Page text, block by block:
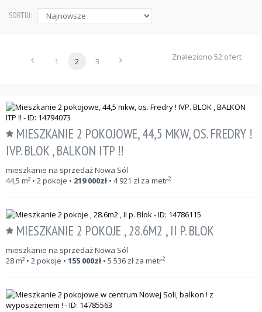
SORTUJ:
1 2 3 Znaleziono 52 ofert
MIESZKANIE 2 POKOJOWE, 44,5 MKW, OS. FREDRY !
IVP. BLOK , BALKON ITP !!
mieszkanie na sprzedaż Nowa Sól
44,5 m² • 2 pokoje • 219 000zł • 4 921 zł za metr2
MIESZKANIE 2 POKOJE , 28.6M2 , II P. BLOK
mieszkanie na sprzedaż Nowa Sól
28m² • 2 pokoje • 155 000zł • 5 536 zł za metr2